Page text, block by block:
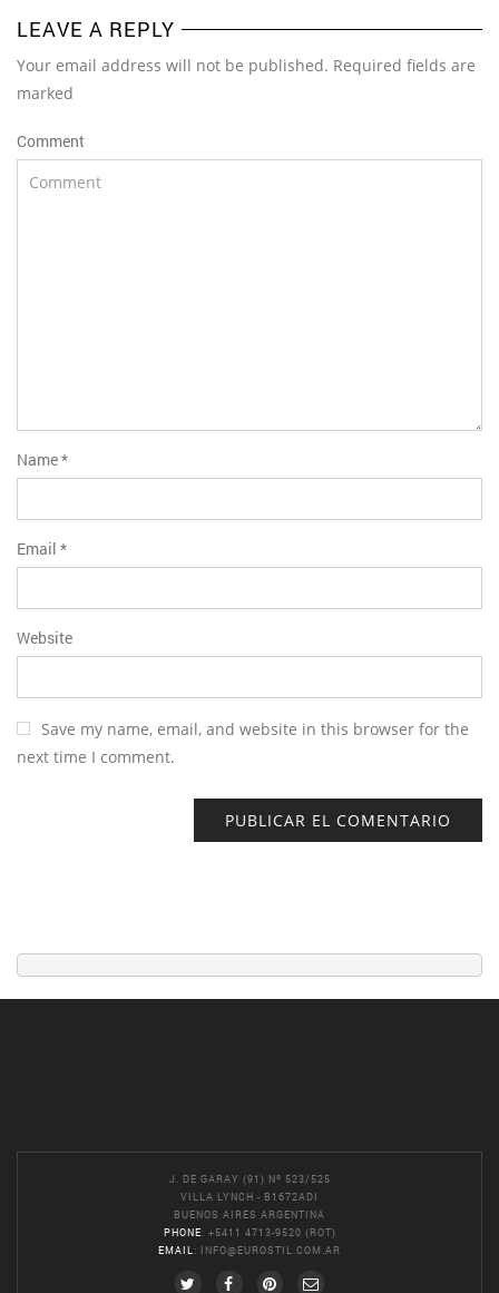
LEAVE A REPLY
Your email address will not be published. Required fields are
marked
Comment
Name*
Email *
Website
Save my name, email, and website in this browser for the
next time I comment.
J. DE GARAY (91) Nº 523/525
VILLA LYNCH - B1672ADI
BUENOS AIRES ARGENTINA
PHONE: +5411 4713-9520 (ROT)
EMAIL: INFO@EUROSTIL.COM.AR